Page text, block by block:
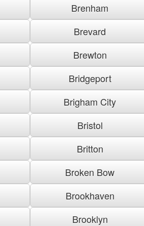
Brenham
Brevard
Brewton
Bridgeport
Brigham City
Bristol
Britton
Broken Bow
Brookhaven
Brooklyn